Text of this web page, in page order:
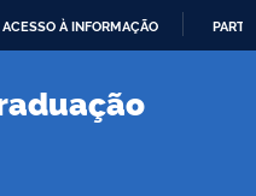
ACESSO À INFORMAÇÃO